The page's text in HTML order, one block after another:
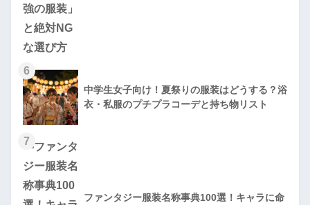
6
中学生女子向け！夏祭りの服装はどうする？浴
衣・私服のプチプラコーデと持ち物リスト
7
ファンタジー服装名称事典100選！キャラに命